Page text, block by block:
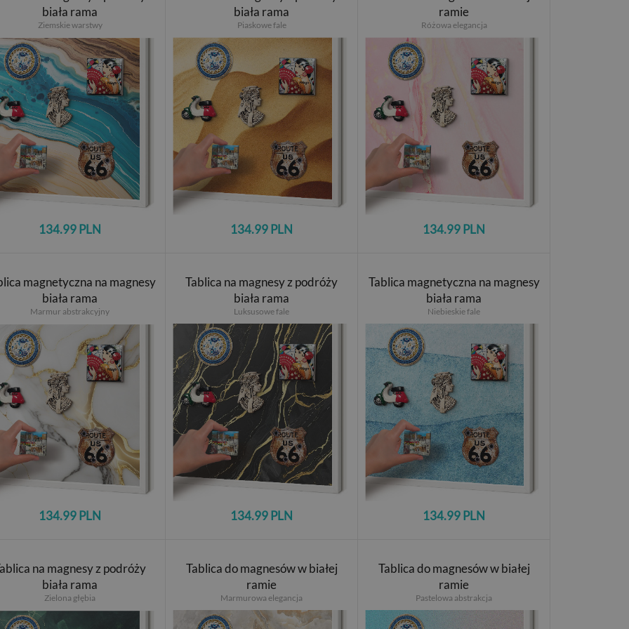
biała rama
Ziemskie warstwy
134.99 PLN
biała rama
Piaskowe fale
134.99 PLN
ramie
Różowa elegancja
134.99 PLN
magnetyczna na magnesy
biała rama
Marmur abstrakcyjny
134.99 PLN
Tablica na magnesy z podróży
biała rama
Luksusowe fale
134.99 PLN
Tablica magnetyczna na magnesy
biała rama
Niebieskie fale
134.99 PLN
na magnesy z podróży
biała rama
Zielona głębia
Tablica do magnesów w białej
ramie
Marmurowa elegancja
Tablica do magnesów w białej
ramie
Pastelowa abstrakcja